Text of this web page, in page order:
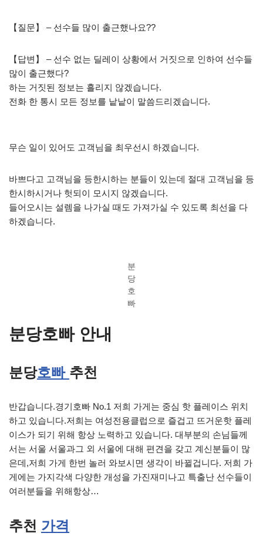
【질문】 – 선수들 많이 출근했나요??
【답변】 – 선수 없는 딜레이 상황에서 거짓으로 인하여 선수들
많이 출근했다?
하는 거짓된 정보는 흘리지 않겠습니다.
전화 한 통시 모든 정보를 낱낱이 말씀드리겠습니다.
무슨 일이 있어도 고객님을 최우선시 하겠습니다.
바쁘다고 고객님을 등한시하는 분들이 있는데 절대 고객님을 등
한시하시거나 헛되이 모시지 않겠습니다.
들어오시는 설렘을 나가실 때도 가져가실 수 있도록 최선을 다
하겠습니다.
분
당
호
빠
분당호빠 안내
분당호빠 추천
반갑습니다.경기호빠 No.1 저희 가게는 중심 핫 플레이스 위치
하고 있습니다.저희는 여성전용클럽으로 즐겁고 뜨거운핫 플레
이스가 되기 위해 항상 노력하고 있습니다. 대부분의 손님들께
서는 서울 서울과그 외 서울에 대해 편견을 갖고 계신분들이 많
은데,저희 가게 한번 놀러 와보시면 생각이 바뀔겁니다. 저희 가
게에는 가지각색 다양한 개성을 가진재미나고 특출난 선수들이
여러분들을 위해항상…
추천 가격